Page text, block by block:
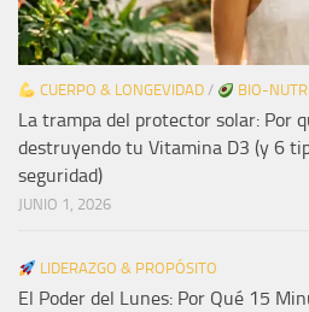
CUERPO & LONGEVIDAD/ BIO-
La trampa del protector solar: Por
destruyendo tu Vitamina D3 (y 6
seguridad)
JUNIO 1, 2026
LIDERAZGO & PROPÓSITO
El Poder del Lunes: Por Qué 15